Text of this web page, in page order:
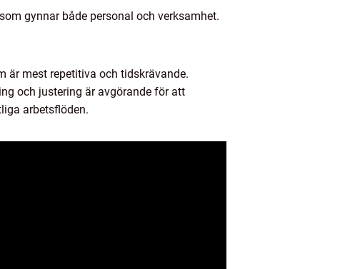
gynnar både personal och verksamhet.
är mest repetitiva och tidskrävande.
och justering är avgörande för att
arbetsflöden.